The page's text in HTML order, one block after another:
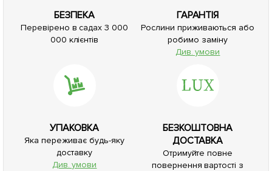
БЕЗПЕКА
Перевірено в садах 3 000
000 клієнтів
ГАРАНТІЯ
Рослини приживаються або
робимо заміну
Див. умови
УПАКОВКА
Яка переживає будь-яку
доставку
Див. умови
БЕЗКОШТОВНА
ДОСТАВКА
Отримуйте повне
повернення вартості з